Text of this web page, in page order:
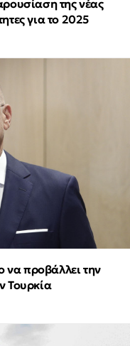
της νέας
για το 2025
να προβάλλει την
Τουρκία